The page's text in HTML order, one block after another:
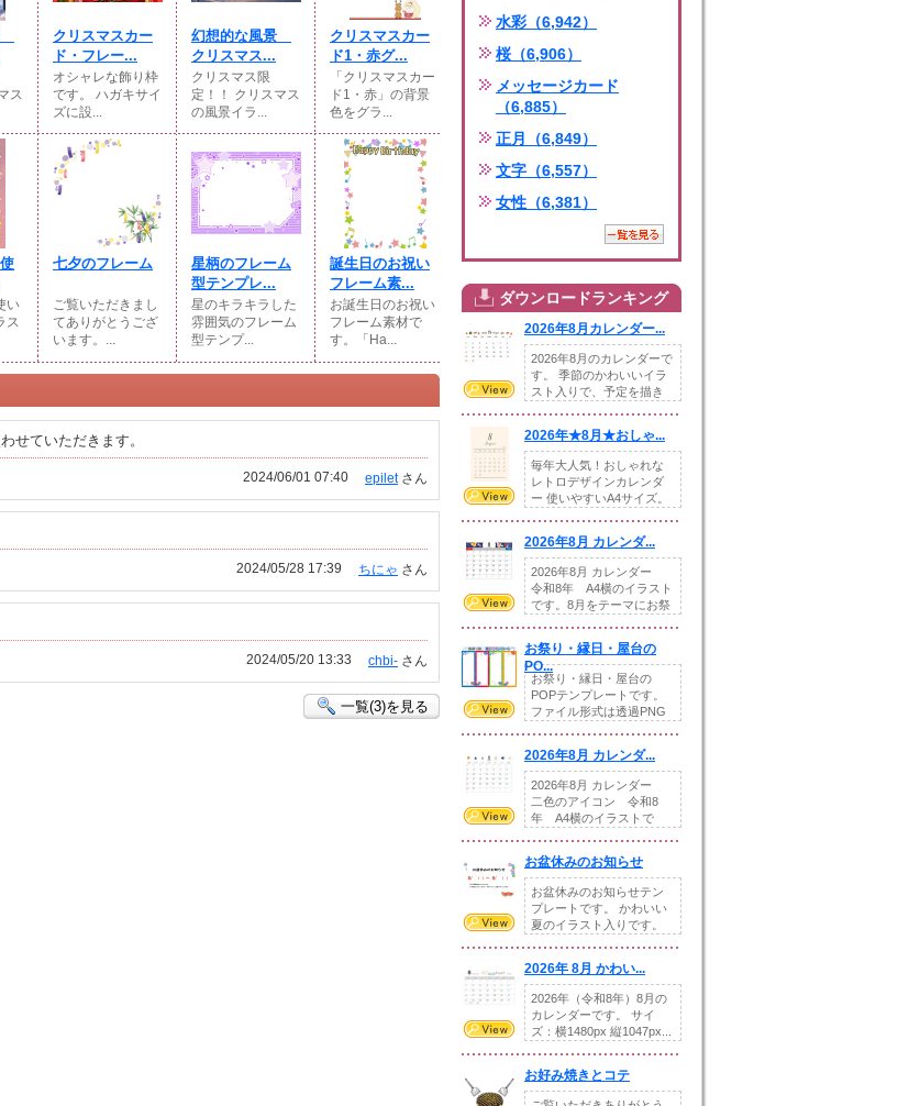
ス
クリスマスカー
ド・フレー...
オシャレな飾り枠
です。 ハガキサイ
ズに設...
幻想的な風景
クリスマス...
クリスマス限
定！！ クリスマス
の風景イラ...
クリスマスカー
ド1・赤グ...
「クリスマスカー
ド1・赤」の背景
色をグラ...
い
ス
七夕のフレーム
ご覧いただきまし
てありがとうござ
います。...
星柄のフレーム
型テンプレ...
星のキラキラした
雰囲気のフレーム
型テンプ...
誕生日のお祝い
フレーム素...
お誕生日のお祝い
フレーム素材で
す。「Ha...
せていただきます。
epiletさん
2024/06/01 07:40
ちにゃ さん
2024/05/28 17:39
chbi- さん
2024/05/20 13:33
一覧(3)を見る
水彩（6,942）
桜（6,906）
メッセージカード
（6,885）
正月（6,849）
文字（6,557）
女性（6,381）
ダウンロードランキング
2026年8月カレンダー...
2026年8月のカレンダーで
す。 季節のかわいいイラ
スト入りで、予定を描き
2026年★8月★おしゃ...
毎年大人気！おしゃれな
レトロデザインカレンダ
ー 使いやすいA4サイズ。
2026年8月 カレンダ...
2026年8月 カレンダー
令和8年 A4横のイラスト
です。8月をテーマにお祭
お祭り・縁日・屋台の
PO...
お祭り・縁日・屋台の
POPテンプレートです。
ファイル形式は透過PNG
2026年8月 カレンダ...
2026年8月 カレンダー
二色のアイコン 令和8
年 A4横のイラストで
お盆休みのお知らせ
お盆休みのお知らせテン
プレートです。 かわいい
夏のイラスト入りです。
2026年 8月 かわい...
2026年（令和8年）8月の
カレンダーです。 サイ
ズ：横1480px 縦1047px...
お好み焼きとコテ